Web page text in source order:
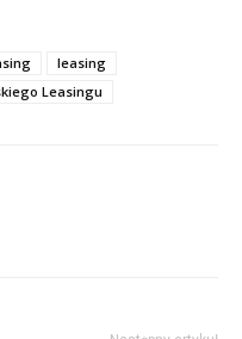
leasing
Leasingu